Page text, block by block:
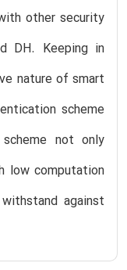
other security
DH. Keeping in
nature of smart
scheme
not only
low computation
against